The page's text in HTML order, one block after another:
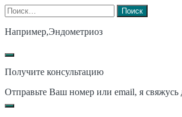
Найти:
Например,Эндометриоз
Получите консультацию
Отправьте Ваш номер или email, я свяжусь